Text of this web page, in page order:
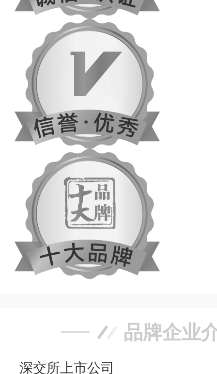
品牌企业
深交所上市公司